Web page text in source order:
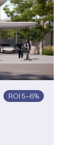
ROI 5–6%